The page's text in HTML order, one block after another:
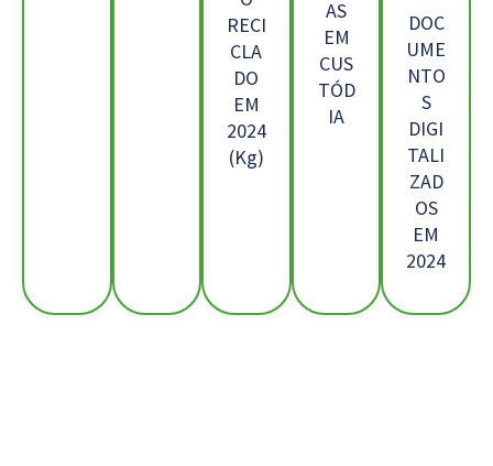
RECI
CLA
DO
EM
2024
(Kg)
AS
EM
CUS
TÓD
IA
DOC
UME
NTO
S
DIGI
TALI
ZAD
OS
EM
2024